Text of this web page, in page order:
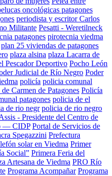
oncológicas patagones
periodista y escritor Carlos
Militante Pesatti - Weretilneck
patagones pirotecnia viedma
plan 25 viviendas de patagones
plaza alsina plaza Lacarra de
Pescador Deportivo Pocho León
Judicial de Río Negro Poder
policía policia comunal
Carmen de Patagones Policía
patagones policia de el
de rio negr policia de rio negro
- Presidente del Centro de
— CIDP Portal de Servicios de
Spegazzini Prefectura
solar en Viedma Primer
Social” Primera Feria del
Artesana de Viedma PRO Río
Programa Acompañar Programa